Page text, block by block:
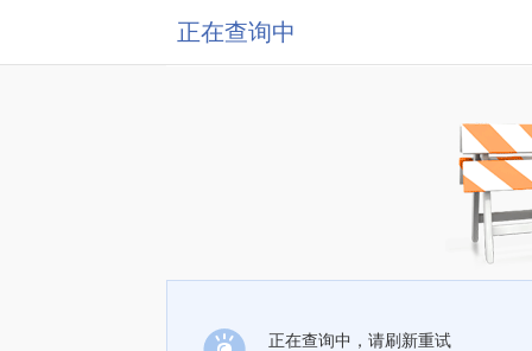
正在查询中
正在查询中，请刷新重试